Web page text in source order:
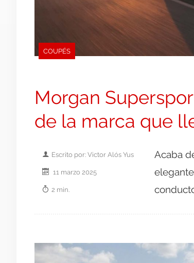
COUPÉS
Morgan
de la marca que
Escrito por: Victor Alós Yus
11 marzo 2025
2 min.
Acaba